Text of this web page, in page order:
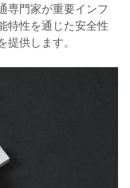
専門家が重要インフ
特性を通じた安全性
供します。